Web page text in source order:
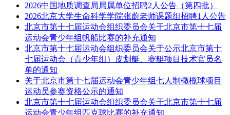
2026中国地质调查局局属单位招聘2人公告（第四批）
2026北京大学生命科学学院张蔚老师课题组招聘1人公告
北京市第十七届运动会组织委员会关于北京市第十七届
运动会青少年组帆船比赛的补充通知
北京市第十七届运动会组织委员会关于公示北京市第十
七届运动会（青少年组）皮划艇、赛艇项目技术官员名
单的通知
关于北京市第十七届运动会青少年组七人制橄榄球项目
运动员参赛资格公示的通知
北京市第十七届运动会组织委员会关于北京市第十七届
运动会青少年组匹克球比赛的补充通知